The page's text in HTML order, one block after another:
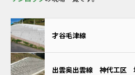
才谷毛津線
出雲奥出雲線 神代工区